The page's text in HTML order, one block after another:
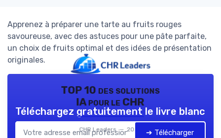
Apprenez à préparer une tarte au fruits rouges
savoureuse, avec des astuces pour une pâte parfaite,
un choix de fruits optimal et des idées de présentation
originales.
TOP 10 des solutions
IA pour le CHR
CHR Leaders — 2026
Téléchargez gratuitement le livre blanc
➔ Télécharger